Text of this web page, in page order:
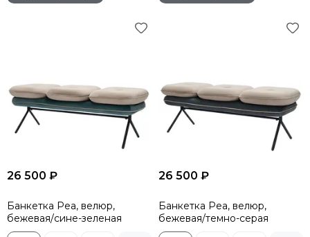
26 500 ₽
Банкетка Pea, велюр,
бежевая/сине-зеленая
26 500 ₽
Банкетка Pea, велюр,
бежевая/темно-серая